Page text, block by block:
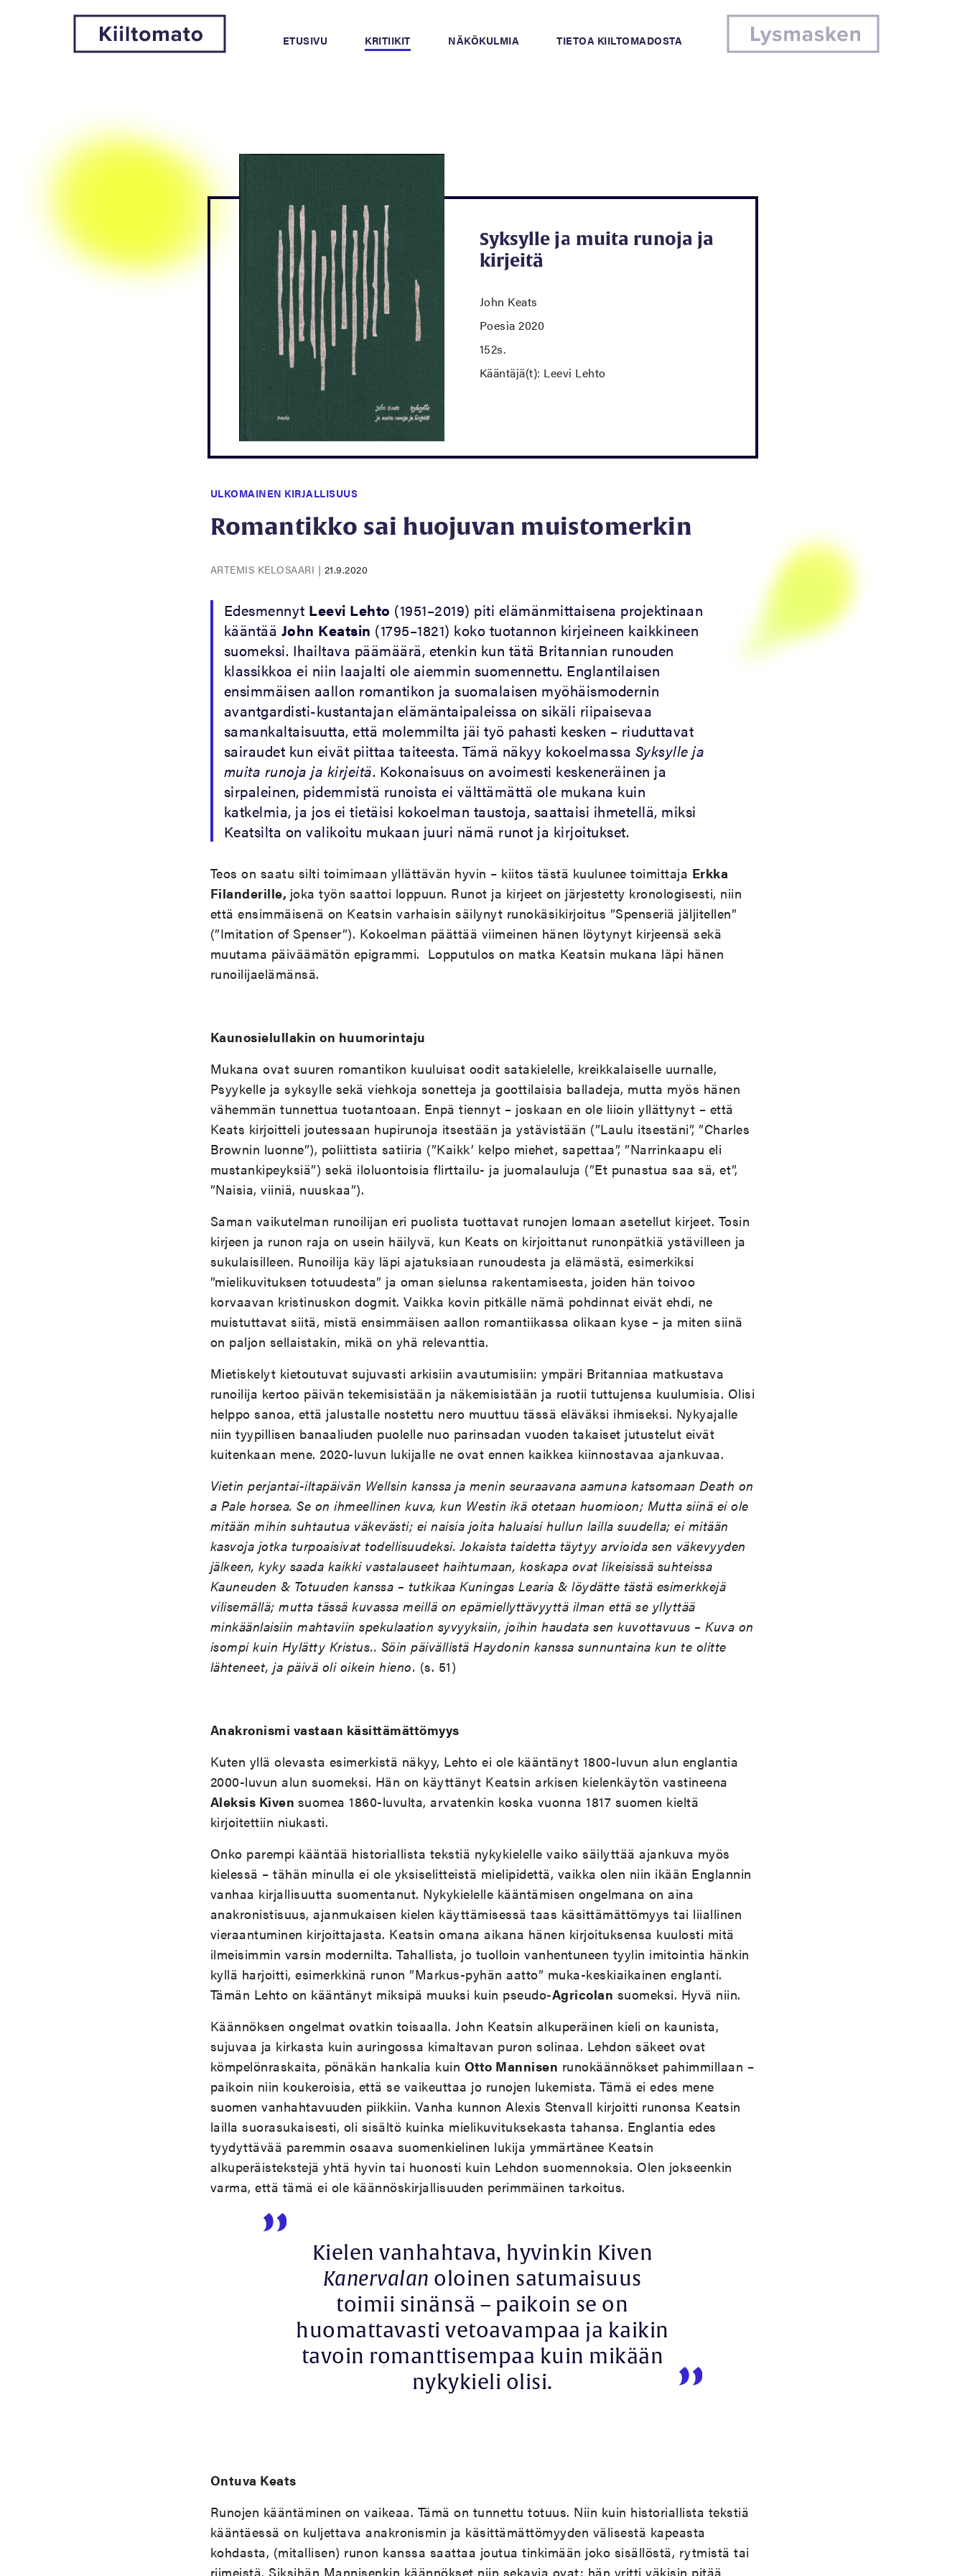
ETUSIVU KRITIIKIT NÄKÖKULMIA TIETOA KIILTOMADOSTA
Syksylle ja muita runoja ja
kirjeitä
John Keats
Poesia 2020
152s.
Kääntäjä(t): Leevi Lehto
ULKOMAINEN KIRJALLISUUS
Romantikko sai huojuvan muistomerkin
ARTEMIS KELOSAARI | 21.9.2020
Edesmennyt Leevi Lehto (1951–2019) piti elämänmittaisena projektinaan
kääntää John Keatsin (1795–1821) koko tuotannon kirjeineen kaikkineen
suomeksi. Ihailtava päämäärä, etenkin kun tätä Britannian runouden
klassikkoa ei niin laajalti ole aiemmin suomennettu. Englantilaisen
ensimmäisen aallon romantikon ja suomalaisen myöhäismodernin
avantgardisti-kustantajan elämäntaipaleissa on sikäli riipaisevaa
samankaltaisuutta, että molemmilta jäi työ pahasti kesken – riuduttavat
sairaudet kun eivät piittaa taiteesta. Tämä näkyy kokoelmassa Syksylle ja
muita runoja ja kirjeitä. Kokonaisuus on avoimesti keskeneräinen ja
sirpaleinen, pidemmistä runoista ei välttämättä ole mukana kuin
katkelmia, ja jos ei tietäisi kokoelman taustoja, saattaisi ihmetellä, miksi
Keatsilta on valikoitu mukaan juuri nämä runot ja kirjoitukset.
Teos on saatu silti toimimaan yllättävän hyvin – kiitos tästä kuulunee toimittaja Erkka
Filanderille, joka työn saattoi loppuun. Runot ja kirjeet on järjestetty kronologisesti, niin
että ensimmäisenä on Keatsin varhaisin säilynyt runokäsikirjoitus ”Spenseriä jäljitellen”
(”Imitation of Spenser”). Kokoelman päättää viimeinen hänen löytynyt kirjeensä sekä
muutama päiväämätön epigrammi. Lopputulos on matka Keatsin mukana läpi hänen
runoilijaelämänsä.
Kaunosielullakin on huumorintaju
Mukana ovat suuren romantikon kuuluisat oodit satakielelle, kreikkalaiselle uurnalle,
Psyykelle ja syksylle sekä viehkoja sonetteja ja goottilaisia balladeja, mutta myös hänen
vähemmän tunnettua tuotantoaan. Enpä tiennyt – joskaan en ole liioin yllättynyt – että
Keats kirjoitteli joutessaan hupirunoja itsestään ja ystävistään (”Laulu itsestäni”, ”Charles
Brownin luonne”), poliittista satiiria (”Kaikk’ kelpo miehet, sapettaa”, ”Narrinkaapu eli
mustankipeyksiä”) sekä iloluontoisia flirttailu- ja juomalauluja (”Et punastua saa sä, et”,
”Naisia, viiniä, nuuskaa”).
Saman vaikutelman runoilijan eri puolista tuottavat runojen lomaan asetellut kirjeet. Tosin
kirjeen ja runon raja on usein häilyvä, kun Keats on kirjoittanut runonpätkiä ystävilleen ja
sukulaisilleen. Runoilija käy läpi ajatuksiaan runoudesta ja elämästä, esimerkiksi
”mielikuvituksen totuudesta” ja oman sielunsa rakentamisesta, joiden hän toivoo
korvaavan kristinuskon dogmit. Vaikka kovin pitkälle nämä pohdinnat eivät ehdi, ne
muistuttavat siitä, mistä ensimmäisen aallon romantiikassa olikaan kyse – ja miten siinä
on paljon sellaistakin, mikä on yhä relevanttia.
Mietiskelyt kietoutuvat sujuvasti arkisiin avautumisiin: ympäri Britanniaa matkustava
runoilija kertoo päivän tekemisistään ja näkemisistään ja ruotii tuttujensa kuulumisia. Olisi
helppo sanoa, että jalustalle nostettu nero muuttuu tässä eläväksi ihmiseksi. Nykyajalle
niin tyypillisen banaaliuden puolelle nuo parinsadan vuoden takaiset jutustelut eivät
kuitenkaan mene. 2020-luvun lukijalle ne ovat ennen kaikkea kiinnostavaa ajankuvaa.
Vietin perjantai-iltapäivän Wellsin kanssa ja menin seuraavana aamuna katsomaan Death on
a Pale horsea. Se on ihmeellinen kuva, kun Westin ikä otetaan huomioon; Mutta siinä ei ole
mitään mihin suhtautua väkevästi; ei naisia joita haluaisi hullun lailla suudella; ei mitään
kasvoja jotka turpoaisivat todellisuudeksi. Jokaista taidetta täytyy arvioida sen väkevyyden
jälkeen, kyky saada kaikki vastalauseet haihtumaan, koskapa ovat likeisissä suhteissa
Kauneuden & Totuuden kanssa – tutkikaa Kuningas Learia & löydätte tästä esimerkkejä
vilisemällä; mutta tässä kuvassa meillä on epämiellyttävyyttä ilman että se yllyttää
minkäänlaisiin mahtaviin spekulaation syvyyksiin, joihin haudata sen kuvottavuus – Kuva on
isompi kuin Hylätty Kristus.. Söin päivällistä Haydonin kanssa sunnuntaina kun te olitte
lähteneet, ja päivä oli oikein hieno. (s. 51)
Anakronismi vastaan käsittämättömyys
Kuten yllä olevasta esimerkistä näkyy, Lehto ei ole kääntänyt 1800-luvun alun englantia
2000-luvun alun suomeksi. Hän on käyttänyt Keatsin arkisen kielenkäytön vastineena
Aleksis Kiven suomea 1860-luvulta, arvatenkin koska vuonna 1817 suomen kieltä
kirjoitettiin niukasti.
Onko parempi kääntää historiallista tekstiä nykykielelle vaiko säilyttää ajankuva myös
kielessä – tähän minulla ei ole yksiselitteistä mielipidettä, vaikka olen niin ikään Englannin
vanhaa kirjallisuutta suomentanut. Nykykielelle kääntämisen ongelmana on aina
anakronistisuus, ajanmukaisen kielen käyttämisessä taas käsittämättömyys tai liiallinen
vieraantuminen kirjoittajasta. Keatsin omana aikana hänen kirjoituksensa kuulosti mitä
ilmeisimmin varsin modernilta. Tahallista, jo tuolloin vanhentuneen tyylin imitointia hänkin
kyllä harjoitti, esimerkkinä runon ”Markus-pyhän aatto” muka-keskiaikainen englanti.
Tämän Lehto on kääntänyt miksipä muuksi kuin pseudo-Agricolan suomeksi. Hyvä niin.
Käännöksen ongelmat ovatkin toisaalla. John Keatsin alkuperäinen kieli on kaunista,
sujuvaa ja kirkasta kuin auringossa kimaltavan puron solinaa. Lehdon säkeet ovat
kömpelönraskaita, pönäkän hankalia kuin Otto Mannisen runokäännökset pahimmillaan –
paikoin niin koukeroisia, että se vaikeuttaa jo runojen lukemista. Tämä ei edes mene
suomen vanhahtavuuden piikkiin. Vanha kunnon Alexis Stenvall kirjoitti runonsa Keatsin
lailla suorasukaisesti, oli sisältö kuinka mielikuvituksekasta tahansa. Englantia edes
tyydyttävää paremmin osaava suomenkielinen lukija ymmärtänee Keatsin
alkuperäistekstejä yhtä hyvin tai huonosti kuin Lehdon suomennoksia. Olen jokseenkin
varma, että tämä ei ole käännöskirjallisuuden perimmäinen tarkoitus.
Kielen vanhahtava, hyvinkin Kiven
Kanervalan oloinen satumaisuus
toimii sinänsä – paikoin se on
huomattavasti vetoavampaa ja kaikin
tavoin romanttisempaa kuin mikään
nykykieli olisi.
Ontuva Keats
Runojen kääntäminen on vaikeaa. Tämä on tunnettu totuus. Niin kuin historiallista tekstiä
kääntäessä on kuljettava anakronismin ja käsittämättömyyden välisestä kapeasta
kohdasta, (mitallisen) runon kanssa saattaa joutua tinkimään joko sisällöstä, rytmistä tai
riimeistä. Siksihän Mannisenkin käännökset niin sekavia ovat: hän yritti väkisin pitää